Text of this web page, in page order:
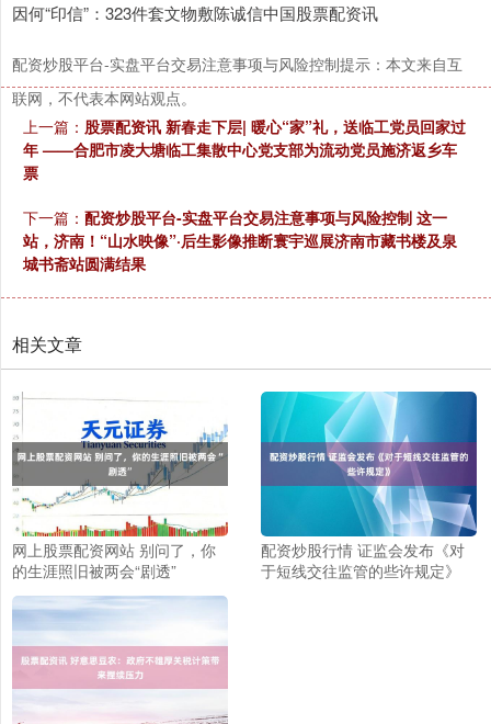
因何“印信”：323件套文物敷陈诚信中国股票配资讯
配资炒股平台-实盘平台交易注意事项与风险控制提示：本文来自互
联网，不代表本网站观点。
上一篇： 股票配资讯 新春走下层| 暖心“家”礼，送临工党员回家过
年 ——合肥市凌大塘临工集散中心党支部为流动党员施济返乡车
票
下一篇： 配资炒股平台-实盘平台交易注意事项与风险控制 这一
站，济南！“山水映像”·后生影像推断寰宇巡展济南市藏书楼及泉
城书斋站圆满结果
相关文章
网上股票配资网站 别问了，你
的生涯照旧被两会“剧透”
配资炒股行情 证监会发布《对
于短线交往监管的些许规定》